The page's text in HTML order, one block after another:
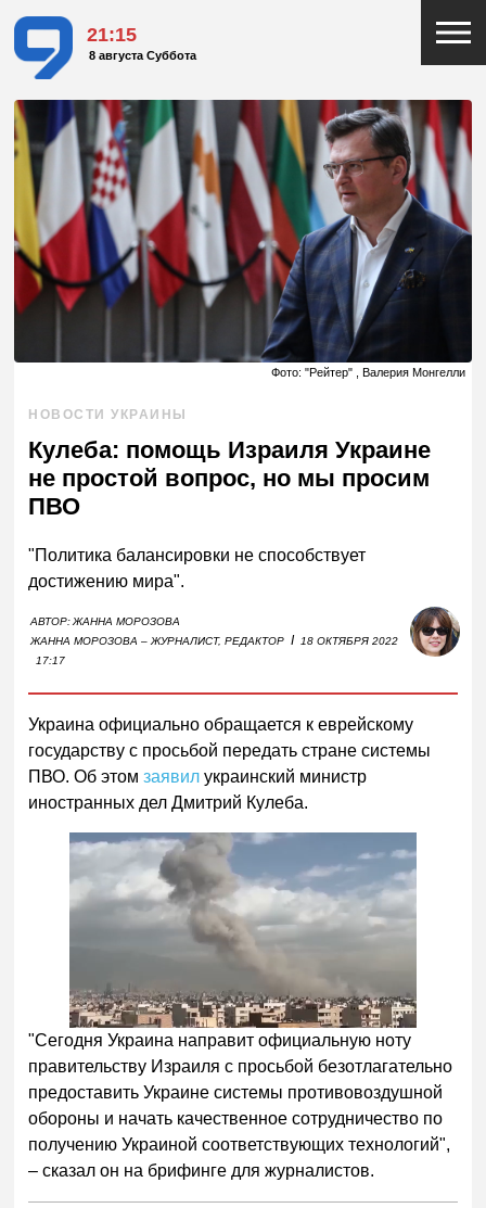
21:15
8 августа Суббота
Фото: "Рейтер" , Валерия Монгелли
НОВОСТИ УКРАИНЫ
Кулеба: помощь Израиля Украине
не простой вопрос, но мы просим
ПВО
"Политика балансировки не способствует
достижению мира".
АВТОР:ЖАННА МОРОЗОВА
ЖАННА МОРОЗОВА – ЖУРНАЛИСТ, РЕДАКТОР I
18 ОКТЯБРЯ 2022
17:17
Украина официально обращается к еврейскому
государству с просьбой передать стране системы
ПВО. Об этомзаявил украинский министр
иностранных дел Дмитрий Кулеба.
"Сегодня Украина направит официальную ноту
правительству Израиля с просьбой безотлагательно
предоставить Украине системы противовоздушной
обороны и начать качественное сотрудничество по
получению Украиной соответствующих технологий",
– сказал он на брифинге для журналистов.